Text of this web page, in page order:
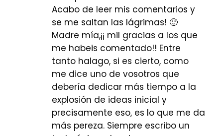
Acabo de leer mis comentarios y
se me saltan las lágrimas! 🙂
Madre mía,¡¡ mil gracias a los que
me habeis comentado!! Entre
tanto halago, si es cierto, como
me dice uno de vosotros que
debería dedicar más tiempo a la
explosión de ideas inicial y
precisamente eso, es lo que me da
más pereza. Siempre escribo un